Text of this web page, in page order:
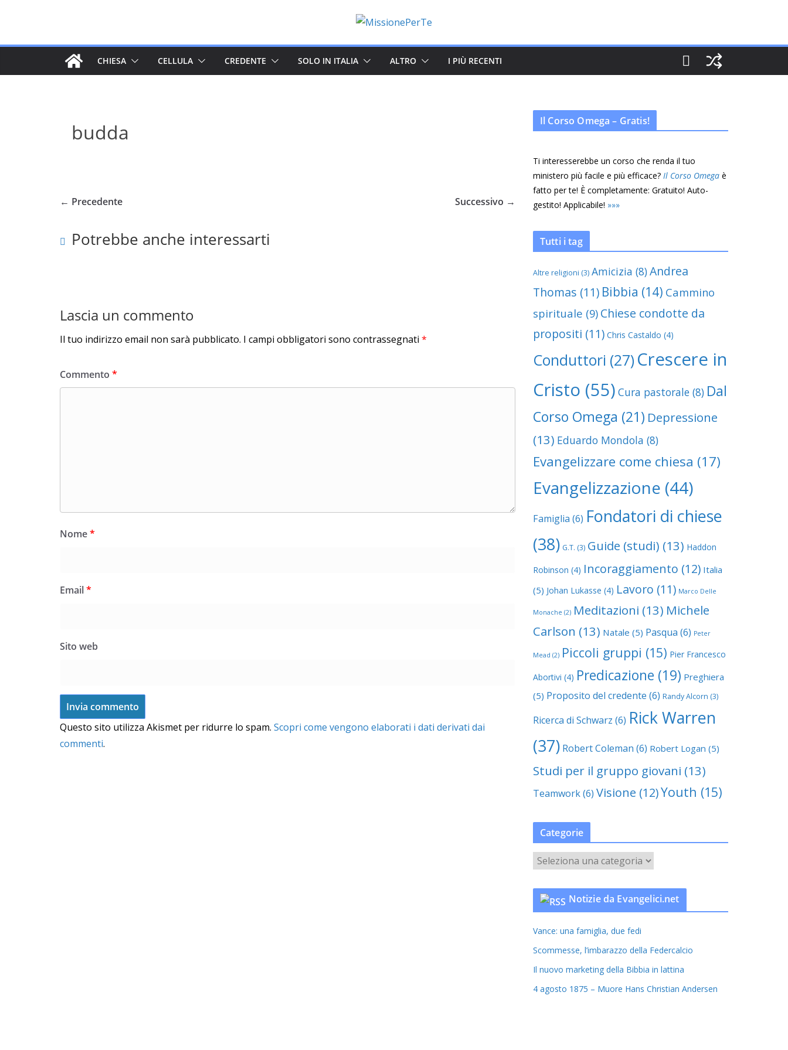
CHIESA CELLULA CREDENTE SOLO IN ITALIA ALTRO I PIÙ RECENTI
budda
← Precedente Successivo →
Potrebbe anche interessarti
Lascia un commento
Il tuo indirizzo email non sarà pubblicato. I campi obbligatori sono contrassegnati *
Commento *
Nome*
Email*
Sito web
Questo sito utilizza Akismet per ridurre lo spam. Scopri come vengono elaborati i dati derivati dai
commenti.
Il Corso Omega – Gratis!
Ti interesserebbe un corso che renda il tuo
ministero più facile e più efficace? Il Corso Omega è
fatto per te! È completamente: Gratuito! Auto-
gestito! Applicabile! »»»
Tutti i tag
Altre religioni (3) Amicizia (8)Andrea
Thomas (11) Bibbia (14) Cammino
spirituale (9) Chiese condotte da
propositi (11) Chris Castaldo (4)
Conduttori (27) Crescere in
Cristo (55) Cura pastorale (8) Dal
Corso Omega (21) Depressione
(13) Eduardo Mondola (8)
Evangelizzare come chiesa (17)
Evangelizzazione (44)
Famiglia (6) Fondatori di chiese
(38) G.T. (3) Guide (studi) (13) Haddon
Robinson (4) Incoraggiamento (12) Italia
(5) Johan Lukasse (4) Lavoro (11) Marco Delle
Monache (2) Meditazioni (13) Michele
Carlson (13) Natale (5) Pasqua (6) Peter
Mead (2) Piccoli gruppi (15) Pier Francesco
Abortivi (4) Predicazione (19) Preghiera
(5) Proposito del credente (6) Randy Alcorn (3)
Ricerca di Schwarz (6) Rick Warren
(37) Robert Coleman (6) Robert Logan (5)
Studi per il gruppo giovani (13)
Teamwork(6) Visione (12)Youth (15)
Categorie
a
t
o
r
e
Notizie da Evangelici.net
Vance: una famiglia, due fedi
Scommesse, l’imbarazzo della Federcalcio
Il nuovo marketing della Bibbia in lattina
4 agosto 1875 – Muore Hans Christian Andersen